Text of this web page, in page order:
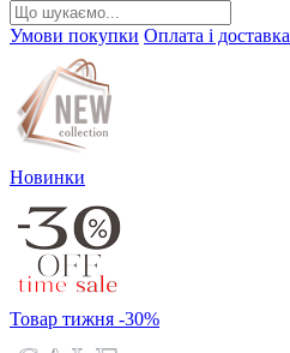
Умови покупки Оплата і доставка
Новинки
Товар тижня -30%